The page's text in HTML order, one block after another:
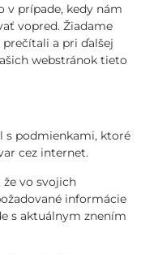
v prípade, kedy nám
vopred. Žiadame
a pri ďalšej
webstránok tieto
s podmienkami, ktoré
cez internet.
že vo svojich
informácie
s aktuálnym znením